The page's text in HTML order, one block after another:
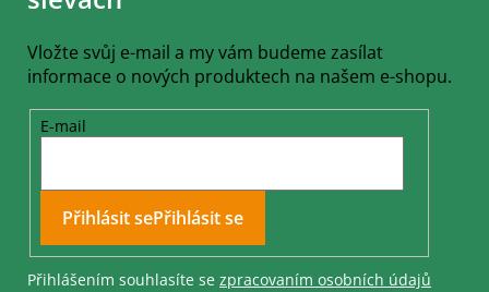
Vložte svůj e-mail a my vám budeme zasílat
informace o nových produktech na našem e-shopu.
E-mail
Přihlásit se
Přihlášením souhlasíte se zpracovaním osobních údajů